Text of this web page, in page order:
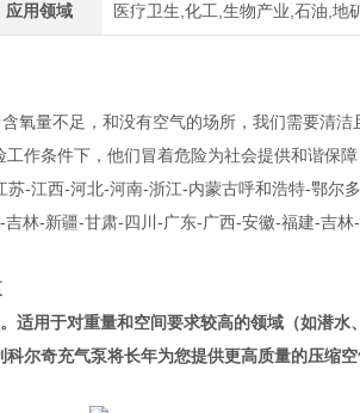
应用领域 医疗卫生,化工,生物产业,石油,地
氧量不足，和没有空气的场所，我们需要清
作条件下，他们冒着危险为社会提供和谐保
-江西-河北-河南-浙江-内蒙古呼和浩特-鄂尔
林-新疆-甘肃-四川-广东-广西-安徽-福建-吉
适用于对重量和空间要求较高的领域（如潜
尔奇充气泵将长年为您提供更高质量的压缩